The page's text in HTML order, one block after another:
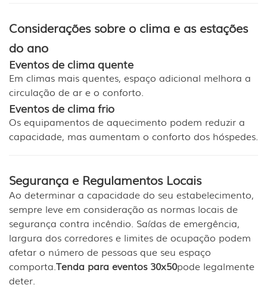
Considerações sobre o clima e as estações
do ano
Eventos de clima quente
Em climas mais quentes, espaço adicional melhora a
circulação de ar e o conforto.
Eventos de clima frio
Os equipamentos de aquecimento podem reduzir a
capacidade, mas aumentam o conforto dos hóspedes.
Segurança e Regulamentos Locais
Ao determinar a capacidade do seu estabelecimento,
sempre leve em consideração as normas locais de
segurança contra incêndio. Saídas de emergência,
largura dos corredores e limites de ocupação podem
afetar o número de pessoas que seu espaço
comporta.Tenda para eventos 30x50pode legalmente
deter.